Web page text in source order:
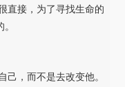
直接，为了寻找生命的
己，而不是去改变他。